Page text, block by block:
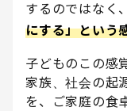
するのではなく、
にする」という
子どものこの感
家族、社会の起
を、ご家庭の食